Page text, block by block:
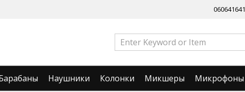
060641641
Наушники Колонки Микшеры Микрофоны